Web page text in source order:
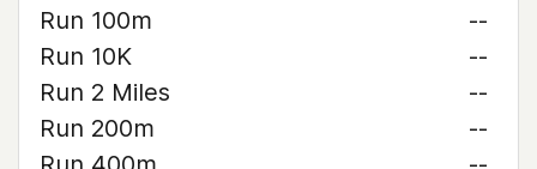
Run 100m
--
Run 10K
--
Run 2 Miles
--
Run 200m
--